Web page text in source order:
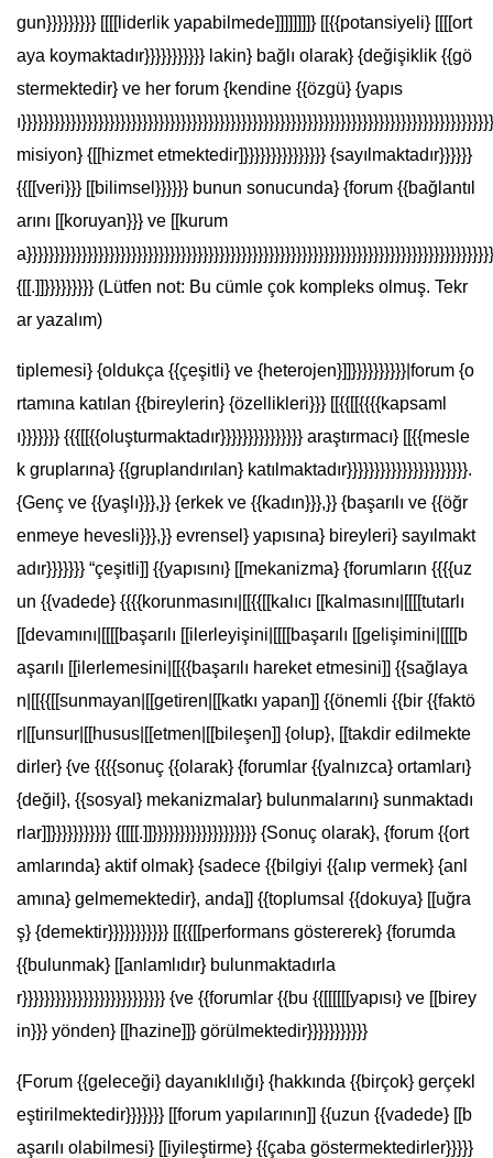
gun}}}}}}}}} [[[[liderlik yapabilmede]]]]]]]]} [[{{potansiyeli} [[[[ort
aya koymaktadır}}}}}}}}}}} lakin} bağlı olarak} {değişiklik {{gö
stermektedir} ve her forum {kendine {{özgü} {yapıs
misiyon} {[[hizmet etmektedir]}}}}}}}}}}}}}}} {sayılmaktadır}}}}}}
{{[[veri}}} [[bilimsel}}}}}} bunun sonucunda} {forum {{bağlantıl
arını [[koruyan}}} ve [[kurum
{[[.]]}}}}}}}}} (Lütfen not: Bu cümle çok kompleks olmuş. Tekr
ar yazalım)
tiplemesi} {oldukça {{çeşitli} ve {heterojen}]]}}}}}}}}}}|forum {o
rtamına katılan {{bireylerin} {özellikleri}}} [[{{[[{{{{kapsaml
ı}}}}}}} {{{[[{{oluşturmaktadır}}}}}}}}}}}}}}} araştırmacı} [[{{mesle
k gruplarına} {{gruplandırılan} katılmaktadır}}}}}}}}}}}}}}}}}}}}}}.
{Genç ve {{yaşlı}}},}} {erkek ve {{kadın}}},}} {başarılı ve {{öğr
enmeye hevesli}}},}} evrensel} yapısına} bireyleri} sayılmakt
adır}}}}}}} “çeşitli]] {{yapısını} [[mekanizma} {forumların {{{{uz
un {{vadede} {{{{korunmasını|[[{{[[kalıcı [[kalmasını|[[[[tutarlı
[[devamını|[[[[başarılı [[ilerleyişini|[[[[başarılı [[gelişimini|[[[[b
aşarılı [[ilerlemesini|[[{{başarılı hareket etmesini]] {{sağlaya
n|[[{{[[sunmayan|[[getiren|[[katkı yapan]] {{önemli {{bir {{faktö
r|[[unsur|[[husus|[[etmen|[[bileşen]] {olup}, [[takdir edilmekte
dirler} {ve {{{{sonuç {{olarak} {forumlar {{yalnızca} ortamları}
{değil}, {{sosyal} mekanizmalar} bulunmalarını} sunmaktadı
rlar]]}}}}}}}}}}} {[[[[.]]}}}}}}}}}}}}}}}}}}} {Sonuç olarak}, {forum {{ort
amlarında} aktif olmak} {sadece {{bilgiyi {{alıp vermek} {anl
amına} gelmemektedir}, anda]] {{toplumsal {{dokuya} [[uğra
ş} {demektir}}}}}}}}}}} [[{{[[performans göstererek} {forumda
{{bulunmak} [[anlamlıdır} bulunmaktadırla
r}}}}}}}}}}}}}}}}}}}}}}}}}} {ve {{forumlar {{bu {{[[[[[[yapısı} ve [[birey
in}}} yönden} [[hazine]]} görülmektedir}}}}}}}}}}}
{Forum {{geleceği} dayanıklılığı} {hakkında {{birçok} gerçekl
eştirilmektedir}}}}}}} [[forum yapılarının]] {{uzun {{vadede} [[b
aşarılı olabilmesi} [[iyileştirme} {{çaba göstermektedirler}}}}}